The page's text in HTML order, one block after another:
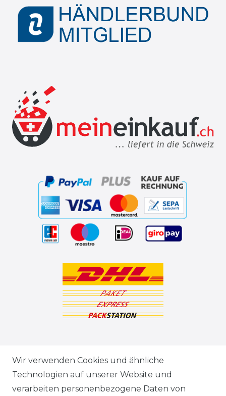
VERSANDARTEN & -KOSTEN
Wir verwenden Cookies und ähnliche
Technologien auf unserer Website und
verarbeiten personenbezogene Daten von